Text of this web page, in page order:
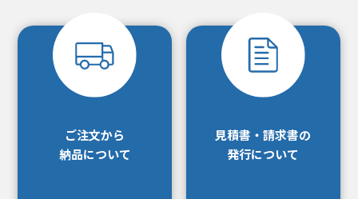
ご注文から
納品について
見積書・請求書の
発行について